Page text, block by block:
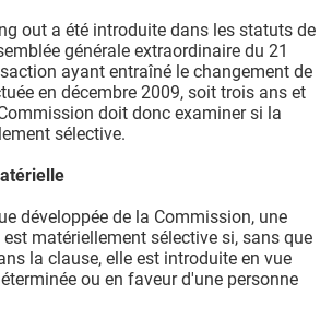
out a été introduite dans les statuts de
générale extraordinaire du 21
ayant entraîné le changement de
en décembre 2009, soit trois ans et
doit donc examiner si la
sélective.
développée de la Commission, une
matériellement sélective si, sans que
la clause, elle est introduite en vue
ou en faveur d'une personne